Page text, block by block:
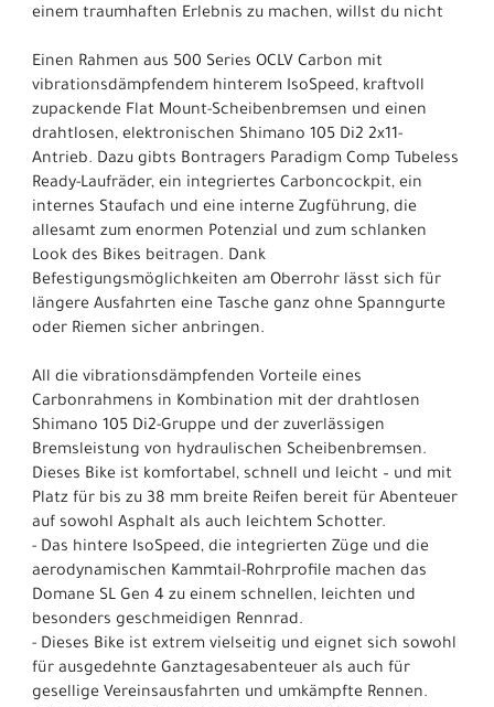
einem traumhaften Erlebnis zu machen, willst du nicht
Einen Rahmen aus 500 Series OCLV Carbon mit
vibrationsdämpfendem hinterem IsoSpeed, kraftvoll
zupackende Flat Mount-Scheibenbremsen und einen
drahtlosen, elektronischen Shimano 105 Di2 2x11-
Antrieb. Dazu gibts Bontragers Paradigm Comp Tubeless
Ready-Laufräder, ein integriertes Carboncockpit, ein
internes Staufach und eine interne Zugführung, die
allesamt zum enormen Potenzial und zum schlanken
Look des Bikes beitragen. Dank
Befestigungsmöglichkeiten am Oberrohr lässt sich für
längere Ausfahrten eine Tasche ganz ohne Spanngurte
oder Riemen sicher anbringen.
All die vibrationsdämpfenden Vorteile eines
Carbonrahmens in Kombination mit der drahtlosen
Shimano 105 Di2-Gruppe und der zuverlässigen
Bremsleistung von hydraulischen Scheibenbremsen.
Dieses Bike ist komfortabel, schnell und leicht – und mit
Platz für bis zu 38 mm breite Reifen bereit für Abenteuer
auf sowohl Asphalt als auch leichtem Schotter.
- Das hintere IsoSpeed, die integrierten Züge und die
aerodynamischen Kammtail-Rohrprofile machen das
Domane SL Gen 4 zu einem schnellen, leichten und
besonders geschmeidigen Rennrad.
- Dieses Bike ist extrem vielseitig und eignet sich sowohl
für ausgedehnte Ganztagesabenteuer als auch für
gesellige Vereinsausfahrten und umkämpfte Rennen.